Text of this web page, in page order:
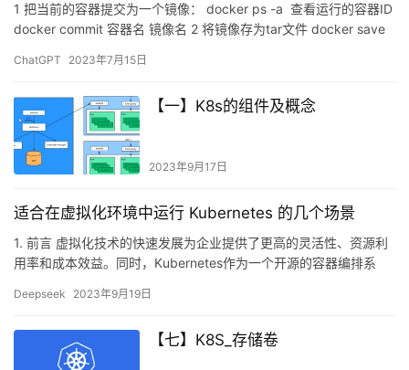
1 把当前的容器提交为一个镜像： docker ps -a 查看运行的容器ID
docker commit 容器名 镜像名 2 将镜像存为tar文件 docker save
ChatGPT 2023年7月15日
【一】K8s的组件及概念
2023年9月17日
适合在虚拟化环境中运行 Kubernetes 的几个场景
1. 前言 虚拟化技术的快速发展为企业提供了更高的灵活性、资源利
用率和成本效益。同时，Kubernetes作为一个开源的容器编排系
Deepseek 2023年9月19日
【七】K8S_存储卷